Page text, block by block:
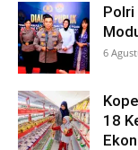
6
18